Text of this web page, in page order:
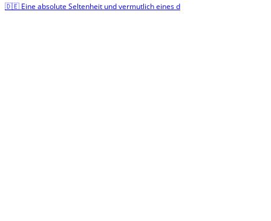
🇩🇪 Eine absolute Seltenheit und vermutlich eines d